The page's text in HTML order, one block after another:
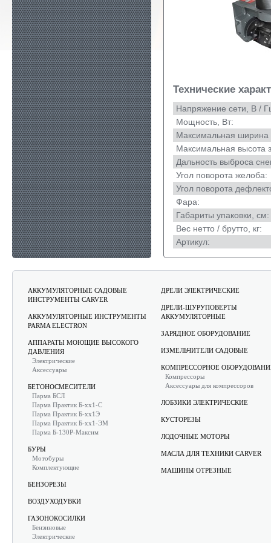
Технические
Напряжение сети, В /
Мощность, Вт:
Максимальная ширина
Максимальная высота
Дальность выброса
Угол поворота желоба:
Угол поворота
Фара:
Габариты упаковки, см:
Вес нетто / брутто, кг:
Артикул:
АККУМУЛЯТОРНЫЕ САДОВЫЕ
ИНСТРУМЕНТЫ CARVER
АККУМУЛЯТОРНЫЕ ИНСТРУМЕНТЫ
PARMA ELECTRON
АППАРАТЫ МОЮЩИЕ ВЫСОКОГО
ДАВЛЕНИЯ
Электрические
Аксессуары
БЕТОНОСМЕСИТЕЛИ
Парма БСЛ
Парма Практик Б-хх1-С
Парма Практик Б-хх1Э
Парма Практик Б-хх1-ЭМ
Парма Б-130Р-Максим
БУРЫ
Мотобуры
Комплектующие
БЕНЗОРЕЗЫ
ВОЗДУХОДУВКИ
ГАЗОНОКОСИЛКИ
Бензиновые
Электрические
ДРЕЛИ ЭЛЕКТРИЧЕСКИЕ
ДРЕЛИ-ШУРУПОВЕРТЫ
АККУМУЛЯТОРНЫЕ
ЗАРЯДНОЕ ОБОРУДОВАНИЕ
ИЗМЕЛЬЧИТЕЛИ САДОВЫЕ
КОМПРЕССОРНОЕ
Компрессоры
Аксессуары для компрессоров
ЛОБЗИКИ ЭЛЕКТРИЧЕСКИЕ
КУСТОРЕЗЫ
ЛОДОЧНЫЕ МОТОРЫ
МАСЛА ДЛЯ ТЕХНИКИ CARVER
МАШИНЫ ОТРЕЗНЫЕ